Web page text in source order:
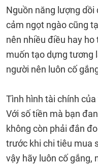
Nguồn năng lượng
cảm ngọt ngào cũng
nên nhiều điều hay
muốn tạo dựng tương
người nên luôn cố
Tình hình tài chính
Với số tiền mà bạn
không còn phải đắn
trước khi chi tiêu mua
vậy hãy luôn cố gắng,